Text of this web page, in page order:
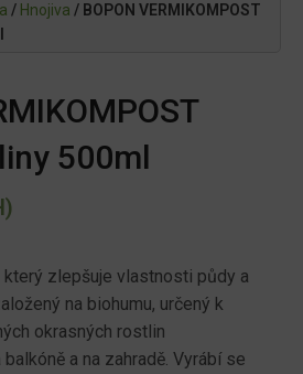
/ Hnojiva / BOPON VERMIKOMPOST
500ml
zlepšuje vlastnosti půdy a
na biohumu, určený k
okrasných rostlin
a na zahradě. Vyrábí se